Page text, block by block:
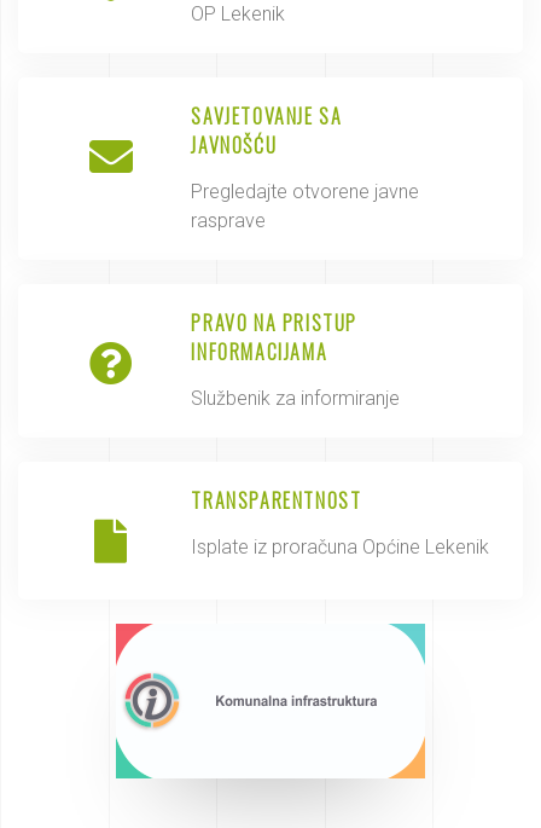
OP Lekenik
SAVJETOVANJE SA
JAVNOŠĆU
Pregledajte otvorene javne
rasprave
PRAVO NA PRISTUP
INFORMACIJAMA
Službenik za informiranje
TRANSPARENTNOST
Isplate iz proračuna Općine Lekenik